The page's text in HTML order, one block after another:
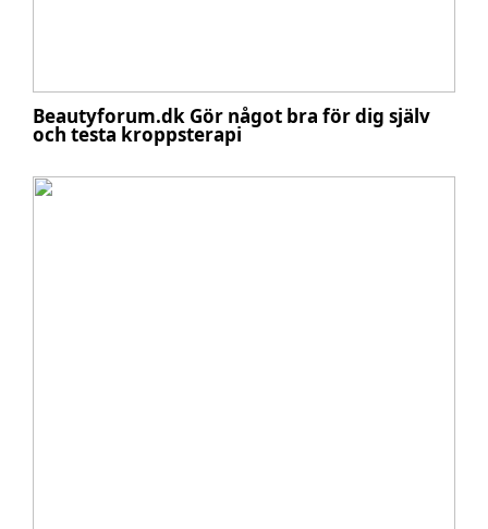
Beautyforum.dk Gör något bra för dig själv
och testa kroppsterapi